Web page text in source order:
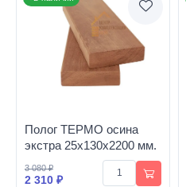
Полог ТЕРМО осина
экстра 25х130х2200 мм.
3 080 ₽
2 310 ₽